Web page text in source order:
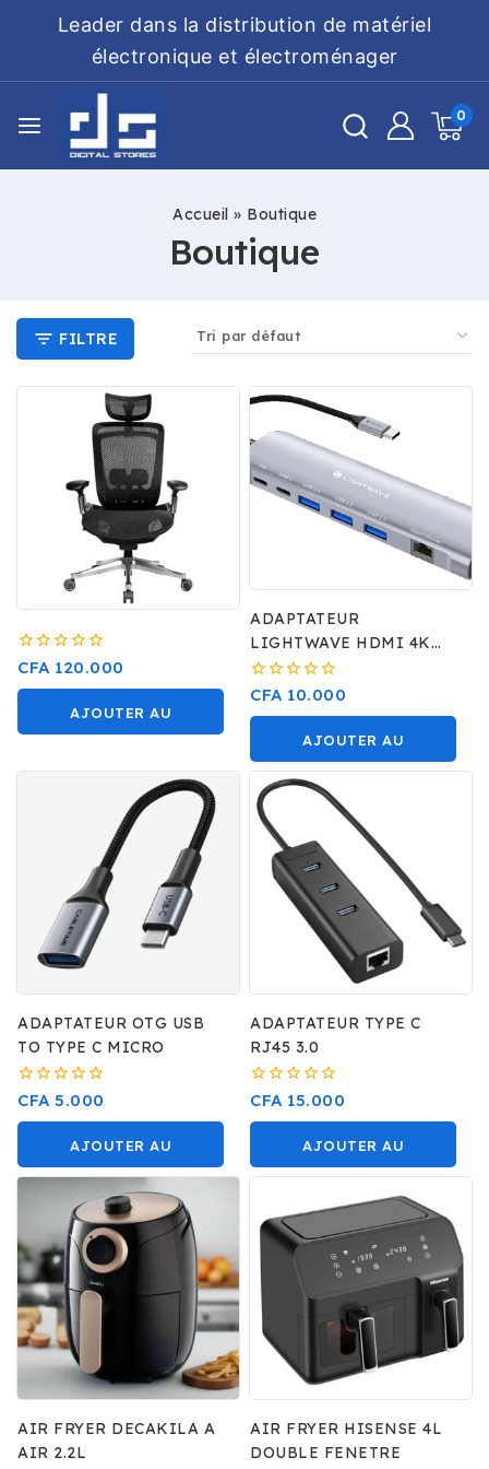
Leader dans la distribution de matériel
électronique et électroménager
0
Accueil » Boutique
Boutique
FILTRE
0
5
CFA 120.000
AJOUTER AU
ADAPTATEUR
LIGHTWAVE HDMI 4K
TYPE C
0
5
CFA 10.000
AJOUTER AU
PANIER
ADAPTATEUR OTG USB
TO TYPE C MICRO
0
5
CFA 5.000
AJOUTER AU
PANIER
ADAPTATEUR TYPE C
RJ45 3.0
0
5
CFA 15.000
AJOUTER AU
PANIER
AIR FRYER DECAKILA A
AIR 2.2L
AIR FRYER HISENSE 4L
DOUBLE FENETRE